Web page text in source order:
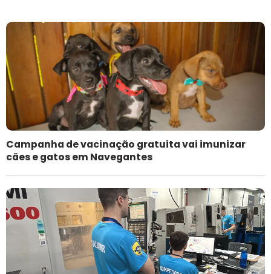
Campanha de vacinação gratuita vai imunizar
cães e gatos em Navegantes